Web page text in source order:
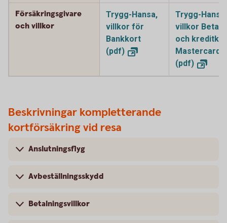
Försäkringsgivare
och villkor
Trygg-Hansa,
villkor för
Bankkort
(pdf)
Trygg-Hansa,
villkor Betal-
och
Mastercard
(pdf)
Beskrivningar kompletterande
kortförsäkring vid resa
Anslutningsflyg
Avbeställningsskydd
Betalningsvillkor